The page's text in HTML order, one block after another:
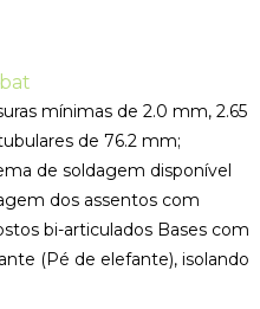
mínimas de 2.0 mm, 2.65
de 76.2 mm;
de soldagem disponível
dos assentos com
bi-articulados Bases com
(Pé de elefante), isolando